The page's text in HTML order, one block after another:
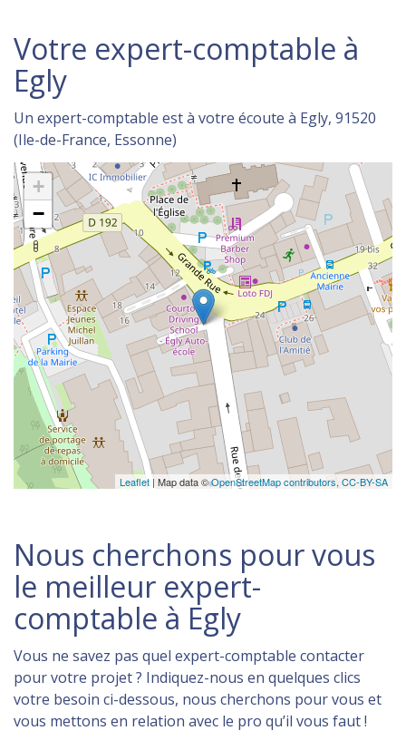
Votre expert-comptable à
Egly
Un expert-comptable est à votre écoute à Egly, 91520
(Ile-de-France, Essonne)
+
−
Leaflet | Map data ©OpenStreetMap contributors, CC-BY-SA
Nous cherchons pour vous
le meilleur expert-
comptable à Egly
Vous ne savez pas quel expert-comptable contacter
pour votre projet ? Indiquez-nous en quelques clics
votre besoin ci-dessous, nous cherchons pour vous et
vous mettons en relation avec le pro qu’il vous faut !